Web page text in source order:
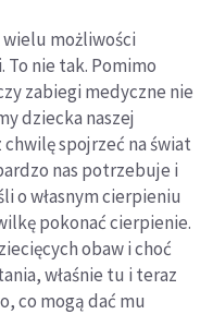
wielu możliwości
To nie tak. Pomimo
zabiegi medyczne nie
dziecka naszej
spojrzeć na świat
nas potrzebuje i
o własnym cierpieniu
pokonać cierpienie.
obaw i choć
właśnie tu i teraz
co mogą dać mu